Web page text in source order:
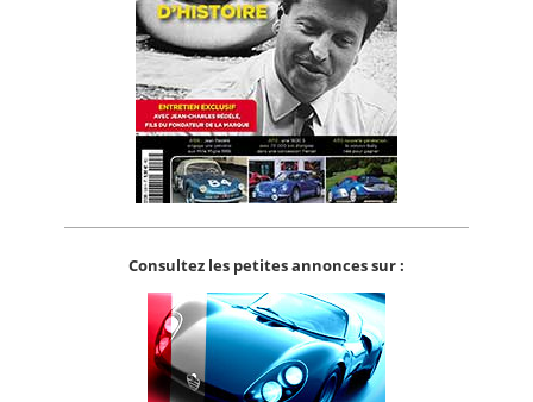
Consultez les petites annonces sur :